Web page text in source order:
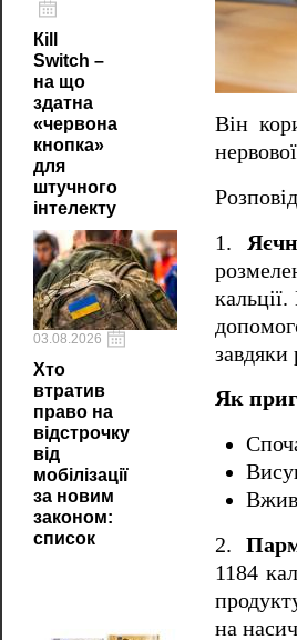
Кill
Switch –
на що
здатна
«червона
кнопка»
для
штучного
інтелекту
03.08.2026
Хто
втратив
право на
відстрочку
від
мобілізації
за новим
законом:
список
Він
1.
Як
2.
1184
на